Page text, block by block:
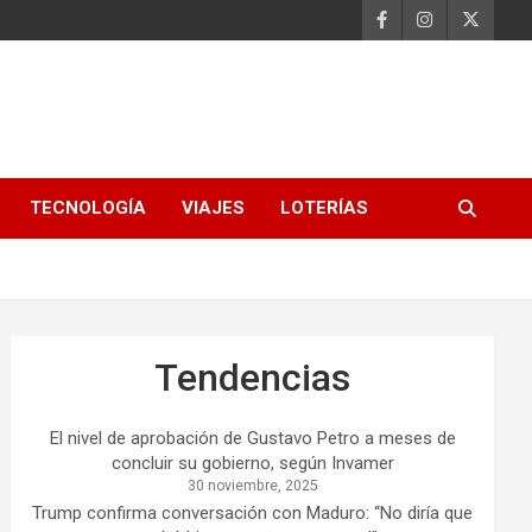
TECNOLOGÍA VIAJES LOTERÍAS
Tendencias
El nivel de aprobación de Gustavo Petro a meses de
concluir su gobierno, según Invamer
30 noviembre, 2025
Trump confirma conversación con Maduro: “No diría que